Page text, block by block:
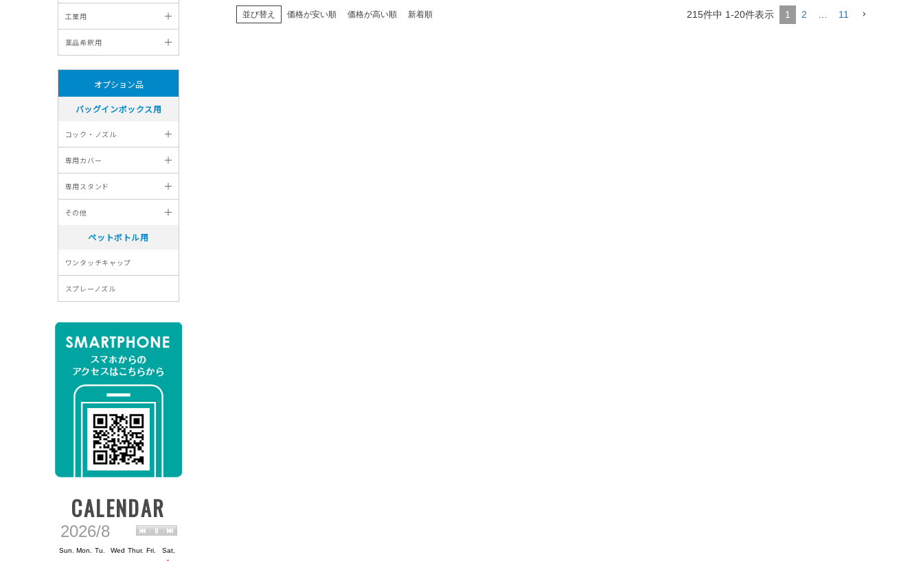
並び替え 価格が安い順 価格が高い順 新着順 215件中 1-20件表示 1 2 11